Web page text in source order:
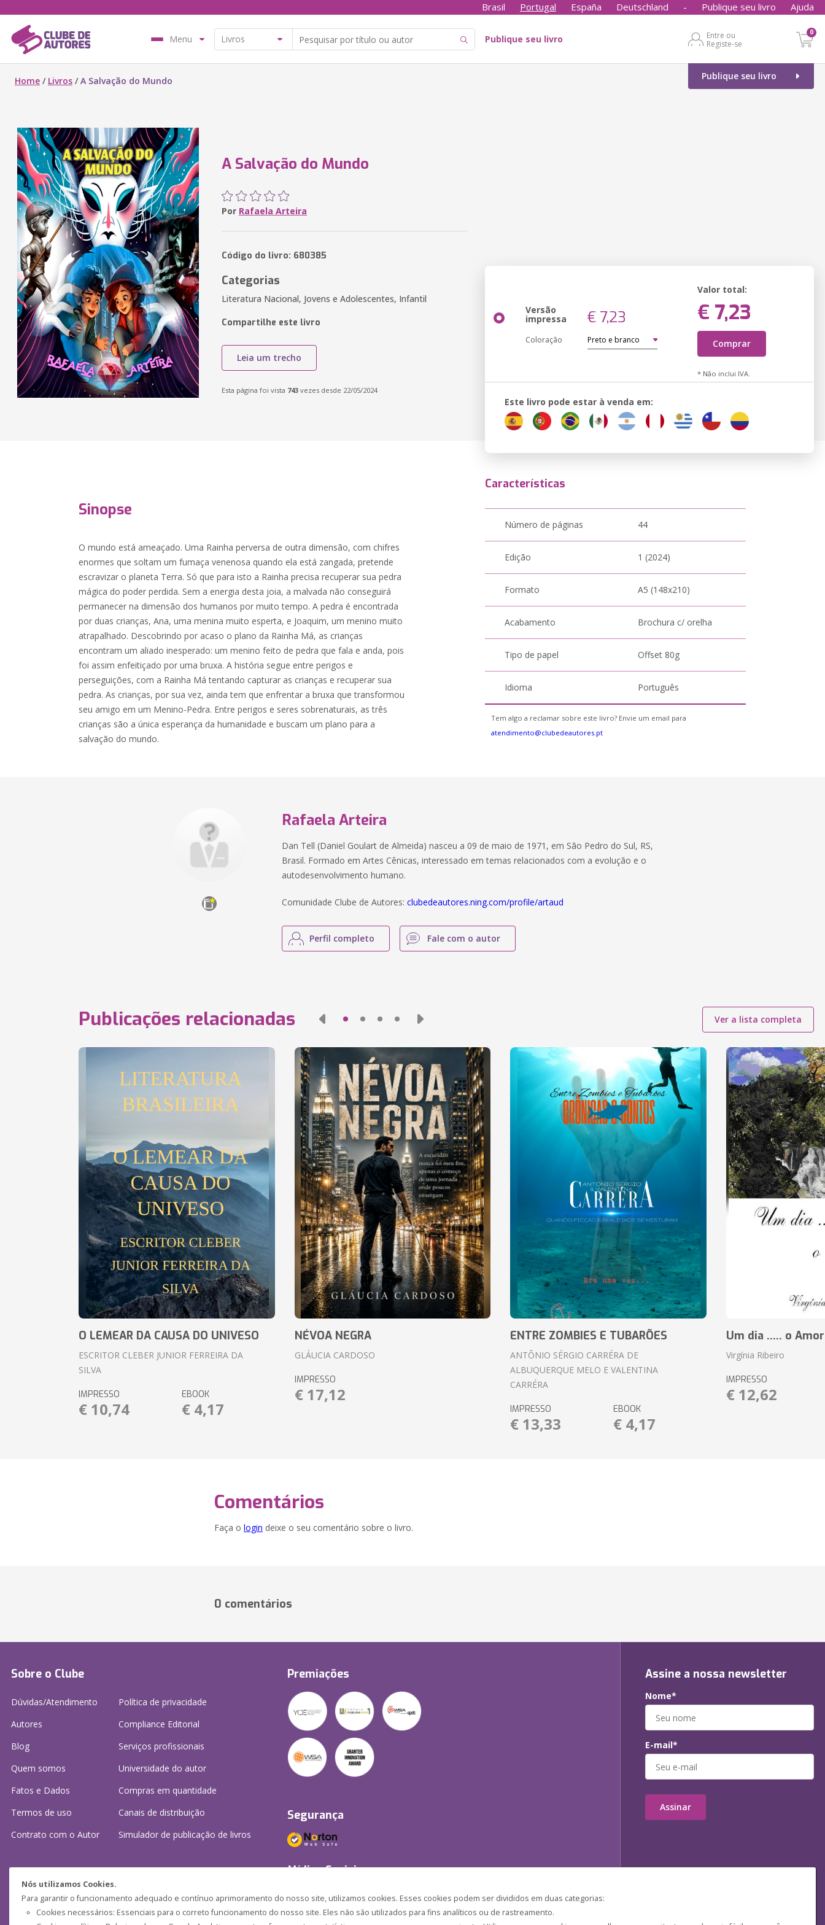
Nós utilizamos Cookies.
Para garantir o funcionamento adequado e contínuo aprimoramento do nosso site, utilizamos cookies. Esses cookies podem ser divididos em duas categorias:
Cookies necessários: Essenciais para o correto funcionamento do nosso site. Eles não são utilizados para fins analíticos ou de rastreamento.
Brasil Portugal España Deutschland - Publique seu livro Ajuda
Menu Publique seu livro
Entre ou
Registe-se
0
Publique seu livro
Home / Livros /A Salvação do Mundo
A Salvação do Mundo
Por Rafaela Arteira
Código do livro: 680385
Categorias
Literatura Nacional, Jovens e Adolescentes, Infantil
Compartilhe este livro
Leia um trecho
Esta página foi vista 743 vezes desde 22/05/2024
Versão
impressa € 7,23
Coloração
Valor total:
€ 7,23
Comprar
* Não inclui IVA.
Este livro pode estar à venda em:
Sinopse
O mundo está ameaçado. Uma Rainha perversa de outra dimensão, com chifres
enormes que soltam um fumaça venenosa quando ela está zangada, pretende
escravizar o planeta Terra. Só que para isto a Rainha precisa recuperar sua pedra
mágica do poder perdida. Sem a energia desta joia, a malvada não conseguirá
permanecer na dimensão dos humanos por muito tempo. A pedra é encontrada
por duas crianças, Ana, uma menina muito esperta, e Joaquim, um menino muito
atrapalhado. Descobrindo por acaso o plano da Rainha Má, as crianças
encontram um aliado inesperado: um menino feito de pedra que fala e anda, pois
foi assim enfeitiçado por uma bruxa. A história segue entre perigos e
perseguições, com a Rainha Má tentando capturar as crianças e recuperar sua
pedra. As crianças, por sua vez, ainda tem que enfrentar a bruxa que transformou
seu amigo em um Menino-Pedra. Entre perigos e seres sobrenaturais, as três
crianças são a única esperança da humanidade e buscam um plano para a
salvação do mundo.
Características
Número de páginas 44
Edição 1 (2024)
Formato A5 (148x210)
Acabamento Brochura c/ orelha
Tipo de papel Offset 80g
Idioma Português
Tem algo a reclamar sobre este livro? Envie um email para
atendimento@clubedeautores.pt
Rafaela Arteira
Dan Tell (Daniel Goulart de Almeida) nasceu a 09 de maio de 1971, em São Pedro do Sul, RS,
Brasil. Formado em Artes Cênicas, interessado em temas relacionados com a evolução e o
autodesenvolvimento humano.
Comunidade Clube de Autores:clubedeautores.ning.com/profile/artaud
Perfil completo Fale com o autor
Publicações relacionadas Ver a lista completa
O LEMEAR DA CAUSA DO UNIVESO
ESCRITOR CLEBER JUNIOR FERREIRA DA
SILVA
IMPRESSO
€ 10,74
EBOOK
€ 4,17
NÉVOA NEGRA
GLÁUCIA CARDOSO
IMPRESSO
€ 17,12
ENTRE ZOMBIES E TUBARÕES
ANTÔNIO SÉRGIO CARRÉRA DE
ALBUQUERQUE MELO E VALENTINA
CARRÉRA
IMPRESSO
€ 13,33
EBOOK
€ 4,17
Um dia ..... o Amor
Virgínia Ribeiro
IMPRESSO
€ 12,62
Comentários
Faça o login deixe o seu comentário sobre o livro.
0 comentários
Sobre o Clube
Dúvidas/Atendimento
Autores
Blog
Quem somos
Fatos e Dados
Termos de uso
Contrato com o Autor
Política de privacidade
Compliance Editorial
Serviços profissionais
Universidade do autor
Compras em quantidade
Canais de distribuição
Simulador de publicação de livros
Precisa de ajuda?
Perguntas frequentes
Premiações
Segurança
Mídias Sociais
Assine a nossa newsletter
Nome*
E-mail*
Assinar